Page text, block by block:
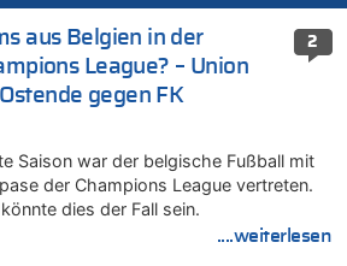
2
aus Belgien in der
League? – Union
gegen FK
Saison war der belgische Fußball mit
der Champions League vertreten.
dies der Fall sein.
....weiterlesen